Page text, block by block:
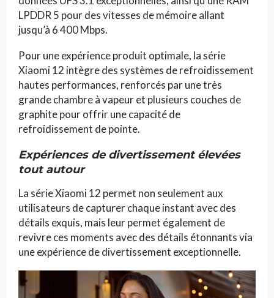
LPDDR 5 pour des vitesses de mémoire allant
jusqu’à 6 400 Mbps.
Pour une expérience produit optimale, la série
Xiaomi 12 intègre des systèmes de refroidissement
hautes performances, renforcés par une très
grande chambre à vapeur et plusieurs couches de
graphite pour offrir une capacité de
refroidissement de pointe.
Expériences de divertissement élevées
tout autour
La série Xiaomi 12 permet non seulement aux
utilisateurs de capturer chaque instant avec des
détails exquis, mais leur permet également de
revivre ces moments avec des détails étonnants via
une expérience de divertissement exceptionnelle.